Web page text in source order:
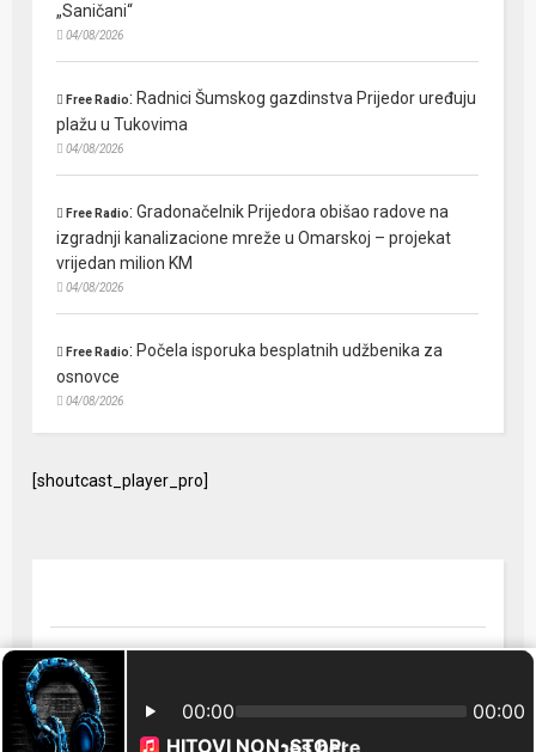
„Saničani“
04/08/2026
Free Radio: Radnici Šumskog gazdinstva Prijedor uređuju
plažu u Tukovima
04/08/2026
Free Radio:Gradonačelnik Prijedora obišao radove na
izgradnji kanalizacione mreže u Omarskoj – projekat
vrijedan milion KM
04/08/2026
Free Radio: Počela isporuka besplatnih udžbenika za
osnovce
04/08/2026
[shoutcast_player_pro]
© 2024 Free Radio Prijedor. Sva prava zaštićena Designed by